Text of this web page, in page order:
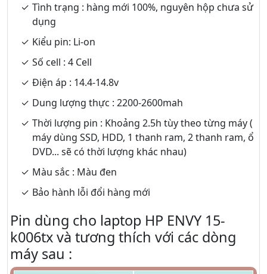
Tình trạng : hàng mới 100%, nguyên hộp chưa sử
dụng
Kiểu pin: Li-on
Số cell : 4 Cell
Điện áp : 14.4-14.8v
Dung lượng thực : 2200-2600mah
Thời lượng pin : Khoảng 2.5h tùy theo từng máy (
máy dùng SSD, HDD, 1 thanh ram, 2 thanh ram, ổ
DVD... sẽ có thời lượng khác nhau)
Màu sắc : Màu đen
Bảo hành lỗi đổi hàng mới
Pin dùng cho laptop HP ENVY 15-
k006tx và tương thích với các dòng
máy sau :